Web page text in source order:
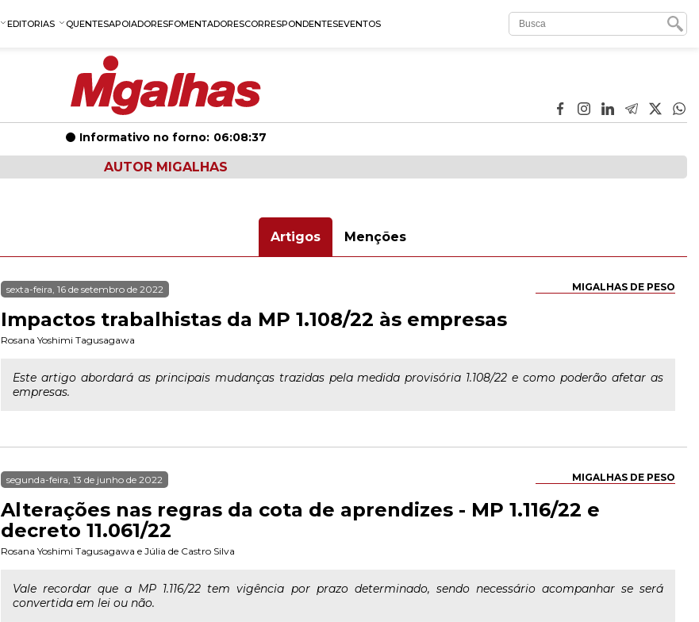
EDITORIAS QUENTESAPOIADORESFOMENTADORESCORRESPONDENTESEVENTOS
Informativo no forno: 06:08:37
AUTOR MIGALHAS
Artigos Menções
MIGALHAS DE PESO
sexta-feira, 16 de setembro de 2022
Impactos trabalhistas da MP 1.108/22 às empresas
Rosana Yoshimi Tagusagawa
Este artigo abordará as principais mudanças trazidas pela medida provisória 1.108/22 e como poderão afetar as
empresas.
MIGALHAS DE PESO
segunda-feira, 13 de junho de 2022
Alterações nas regras da cota de aprendizes - MP 1.116/22 e
decreto 11.061/22
Rosana Yoshimi Tagusagawa e Júlia de Castro Silva
Vale recordar que a MP 1.116/22 tem vigência por prazo determinado, sendo necessário acompanhar se será
convertida em lei ou não.